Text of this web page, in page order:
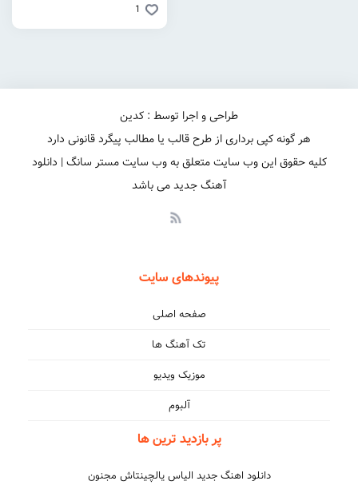
1
طراحی و اجرا توسط : کدین
هر گونه کپی برداری از طرح قالب یا مطالب پیگرد قانونی دارد
کلیه حقوق این وب سایت متعلق به وب سایت مستر سانگ | دانلود
آهنگ جدید می باشد
پیوندهای سایت
صفحه اصلی
تک آهنگ ها
موزیک ویدیو
آلبوم
پر بازدید ترین ها
دانلود اهنگ جدید الیاس یالچینتاش مجنون